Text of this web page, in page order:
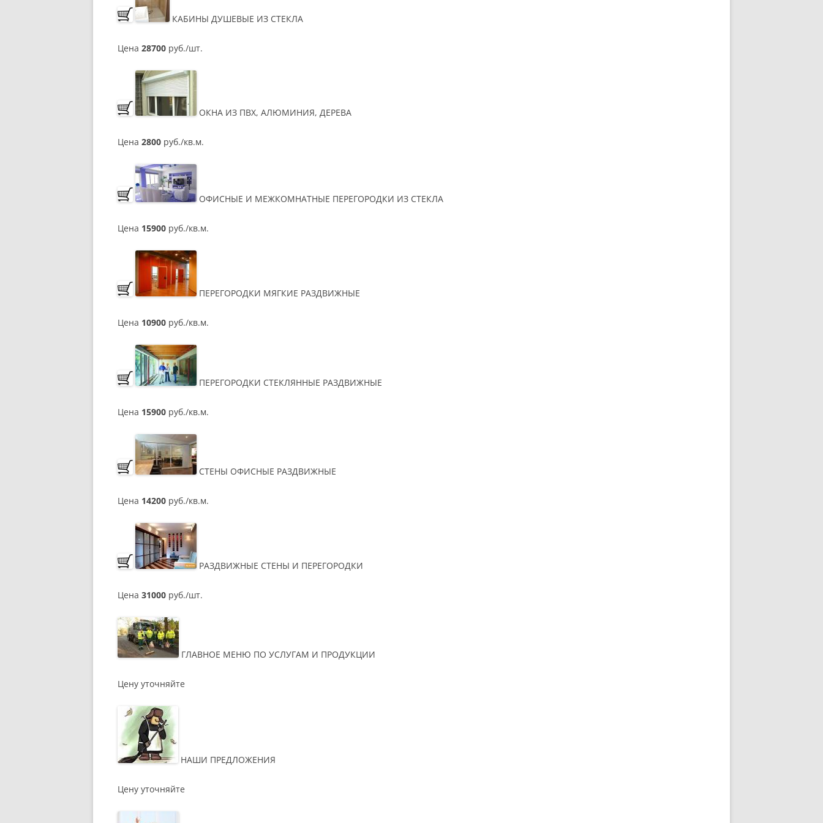
КАБИНЫ ДУШЕВЫЕ ИЗ СТЕКЛА
Цена 28700 руб./шт.
ОКНА ИЗ ПВХ, АЛЮМИНИЯ, ДЕРЕВА
Цена 2800 руб./кв.м.
ОФИСНЫЕ И МЕЖКОМНАТНЫЕ ПЕРЕГОРОДКИ ИЗ СТЕКЛА
Цена 15900 руб./кв.м.
ПЕРЕГОРОДКИ МЯГКИЕ РАЗДВИЖНЫЕ
Цена 10900 руб./кв.м.
ПЕРЕГОРОДКИ СТЕКЛЯННЫЕ РАЗДВИЖНЫЕ
Цена 15900 руб./кв.м.
СТЕНЫ ОФИСНЫЕ РАЗДВИЖНЫЕ
Цена 14200 руб./кв.м.
РАЗДВИЖНЫЕ СТЕНЫ И ПЕРЕГОРОДКИ
Цена 31000 руб./шт.
ГЛАВНОЕ МЕНЮ ПО УСЛУГАМ И ПРОДУКЦИИ
Цену уточняйте
НАШИ ПРЕДЛОЖЕНИЯ
Цену уточняйте